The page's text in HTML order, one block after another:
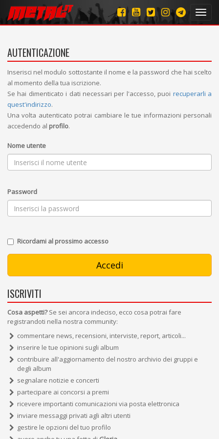
AUTENTICAZIONE
Inserisci nel modulo sottostante il nome e la password che hai scelto
al momento della tua iscrizione.
Se hai dimenticato i dati necessari per l'accesso, puoi recuperarli a
quest'indirizzo.
Una volta autenticato potrai cambiare le tue informazioni personali
accedendo al profilo.
Nome utente
Password
Ricordami al prossimo accesso
ISCRIVITI
Cosa aspetti?Se sei ancora indeciso, ecco cosa potrai fare
registrandoti nella nostra community:
commentare news, recensioni, interviste, report, articoli...
inserire le tue opinioni sugli album
contribuire all'aggiornamento del nostro archivio dei gruppi e
degli album
segnalare notizie e concerti
partecipare ai concorsi a premi
ricevere importanti comunicazioni via posta elettronica
inviare messaggi privati agli altri utenti
gestire le opzioni del tuo profilo